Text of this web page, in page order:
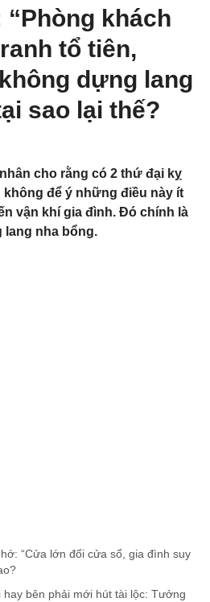
“Phòng khách
tổ tiên,
dựng lang
sao lại thế?
cho rằng có 2 thứ đại kỵ
không để ý những điều này ít
vận khí gia đình. Đó chính là
lang nha bổng.
“Cửa lớn đối cửa sổ, gia đình suy
bên phải mới hút tài lộc: Tưởng